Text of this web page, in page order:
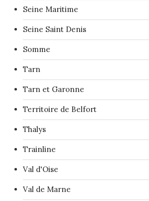
Seine Maritime
Seine Saint Denis
Somme
Tarn
Tarn et Garonne
Territoire de Belfort
Thalys
Trainline
Val d'Oise
Val de Marne